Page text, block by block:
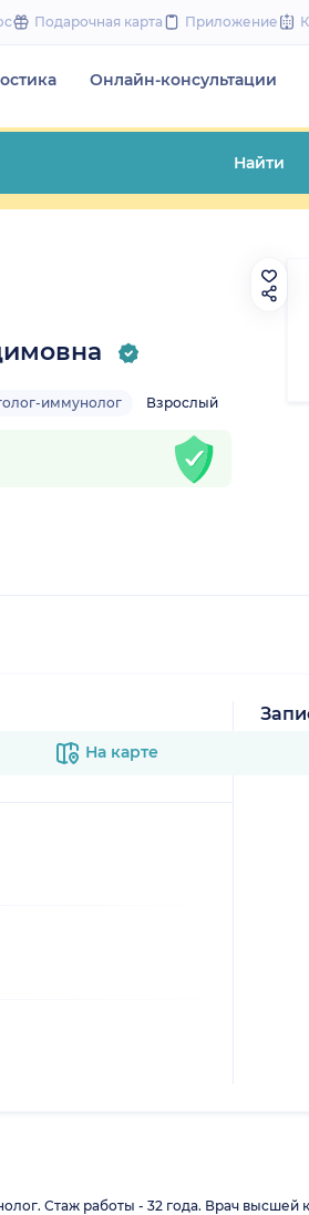
to
Подарочная карта Приложение
Онлайн-консультации
Найти
иммунолог Взрослый
На карте В
Стаж работы - 32 года. Врач высшей